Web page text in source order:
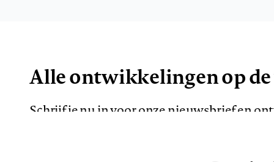
Alle ontwikkelingen op de
Schrijf je nu in voor onze nieuwsbrief en